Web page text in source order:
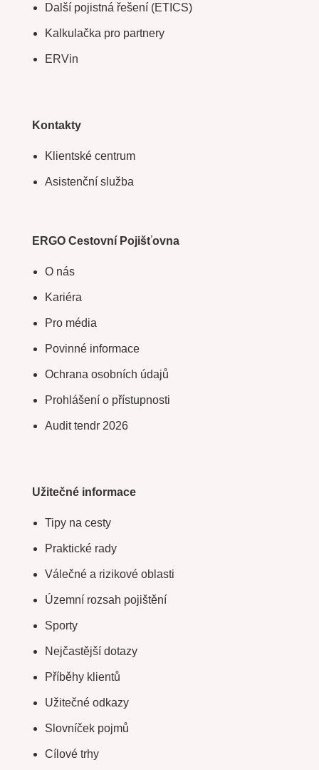
Další pojistná řešení (ETICS)
Kalkulačka pro partnery
ERVin
Kontakty
Klientské centrum
Asistenční služba
ERGO Cestovní Pojišťovna
O nás
Kariéra
Pro média
Povinné informace
Ochrana osobních údajů
Prohlášení o přístupnosti
Audit tendr 2026
Užitečné informace
Tipy na cesty
Praktické rady
Válečné a rizikové oblasti
Územní rozsah pojištění
Sporty
Nejčastější dotazy
Příběhy klientů
Užitečné odkazy
Slovníček pojmů
Cílové trhy